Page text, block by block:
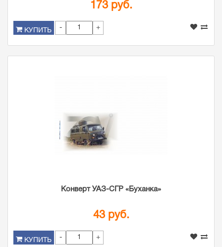
173 руб.
КУПИТЬ - +
Конверт УАЗ-СГР «Буханка»
43 руб.
КУПИТЬ - +